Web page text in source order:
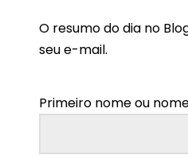
O resumo do dia no
seu e-mail.
Primeiro nome ou